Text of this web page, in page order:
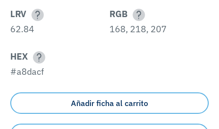
LRV
62.84
RGB
168, 218, 207
HEX
#a8dacf
Añadir ficha al carrito